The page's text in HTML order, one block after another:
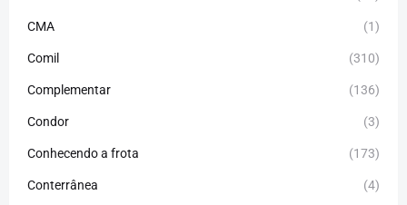
CMA (1)
Comil (310)
Complementar (136)
Condor (3)
Conhecendo a frota (173)
Conterrânea (4)